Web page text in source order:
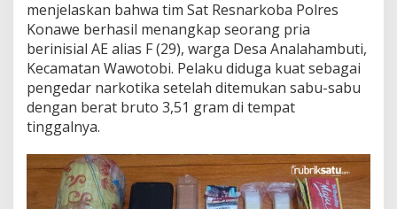
g
D
a
n
g
p
menjelaskan bahwa tim Sat Resnarkoba Polres
Konawe berhasil menangkap seorang pria
berinisial AE alias F (29), warga Desa Analahambuti,
Kecamatan Wawotobi. Pelaku diduga kuat sebagai
pengedar narkotika setelah ditemukan sabu-sabu
dengan berat bruto 3,51 gram di tempat
tinggalnya.